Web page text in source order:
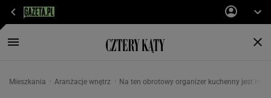
Mieszkania Aranżacje wnętrz Na ten obrotowy organizer kuchenny jest